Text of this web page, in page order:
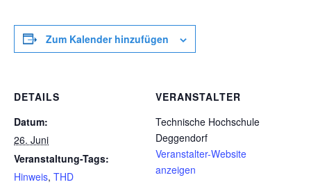
Zum Kalender hinzufügen
DETAILS
Datum:
26. Juni
Veranstaltung-Tags:
Hinweis, THD
VERANSTALTER
Technische Hochschule
Deggendorf
Veranstalter-Website
anzeigen